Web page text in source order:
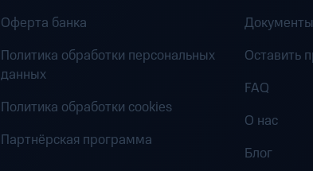
Оферта банка
Политика обработки персональных
данных
Политика обработки cookies
Партнёрская программа
Оставить
FAQ
О нас
Блог